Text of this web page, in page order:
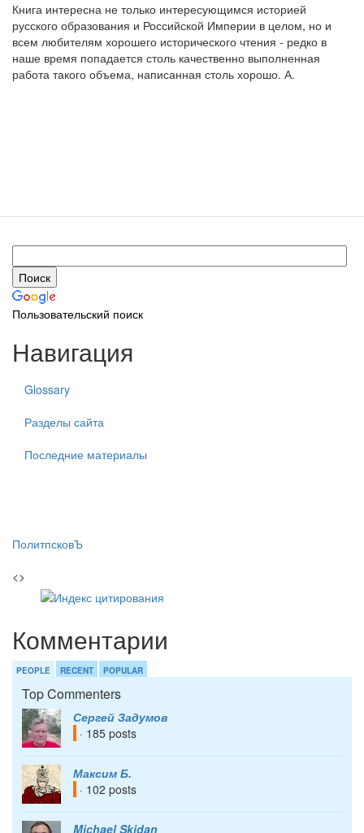
Книга интересна не только интересующимся историей
русского образования и Российской Империи в целом, но и
всем любителям хорошего исторического чтения - редко в
наше время попадается столь качественно выполненная
работа такого объема, написанная столь хорошо. А.
Пользовательский поиск
Навигация
Glossary
Разделы сайта
Последние материалы
ПолитпсковЪ
<>
Комментарии
PEOPLE RECENT POPULAR
Top Commenters
Сергей Задумов
· 185 posts
Максим Б.
· 102 posts
Michael Skidan